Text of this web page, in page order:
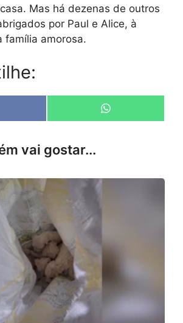
Mas há dezenas de outros
por Paul e Alice, à
família amorosa.
Share
on
W
h
vai gostar...